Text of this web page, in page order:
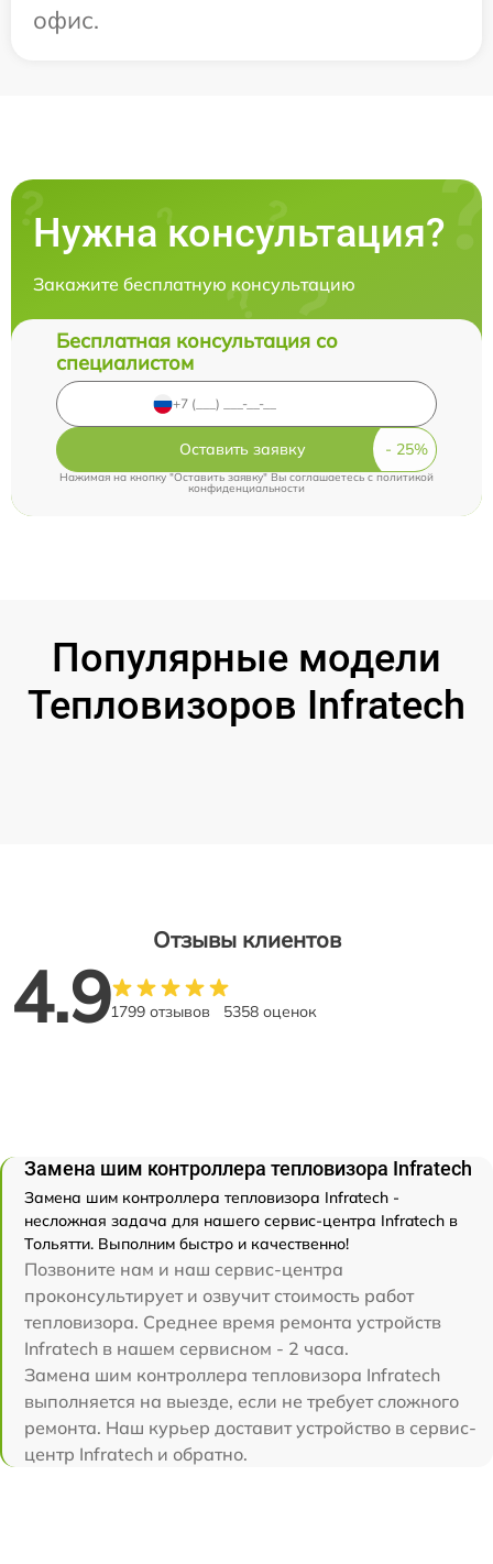
офис.
Нужна консультация?
Закажите бесплатную консультацию
Бесплатная консультация со
специалистом
Оставить заявку
Нажимая на кнопку "Оставить заявку" Вы соглашаетесь cполитикой
конфиденциальности
Популярные модели
Тепловизоров Infratech
Отзывы клиентов
4.91799 отзывов 5358 оценок
Замена шим контроллера тепловизора Infratech
Замена шим контроллера тепловизора Infratech -
несложная задача для нашего сервис-центра Infratech в
Тольятти. Выполним быстро и качественно!
Позвоните нам и наш сервис-центра
проконсультирует и озвучит стоимость работ
тепловизора. Среднее время ремонта устройств
Infratech в нашем сервисном - 2 часа.
Замена шим контроллера тепловизора Infratech
выполняется на выезде, если не требует сложного
ремонта. Наш курьер доставит устройство в сервис-
центр Infratech и обратно.